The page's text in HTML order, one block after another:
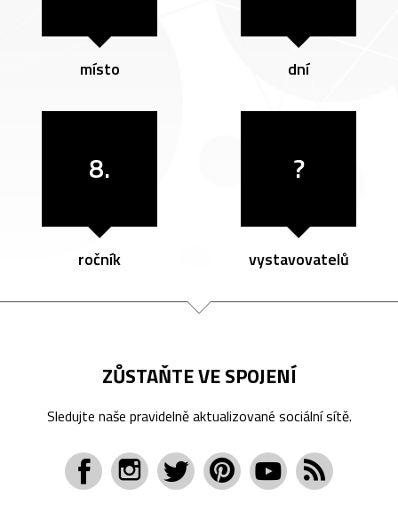
místo dní
8.
ročník
?
vystavovatelů
ZŮSTAŇTE VE SPOJENÍ
Sledujte naše pravidelně aktualizované sociální sítě.